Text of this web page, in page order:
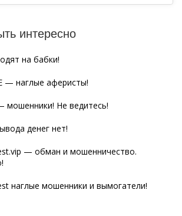
интересно
на бабки!
— наглые аферисты!
мошенники! Не ведитесь!
денег нет!
— обман и мошенничество.
наглые мошенники и вымогатели!